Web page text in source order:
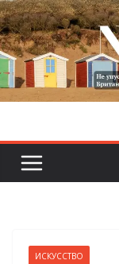
Skip
to
content
ИСКУССТВО